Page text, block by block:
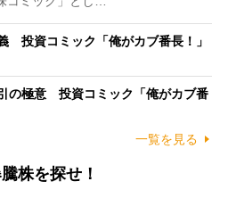
投資コミック「俺がカブ番長！」
の極意 投資コミック「俺がカブ番
一覧を見る
株を探せ！